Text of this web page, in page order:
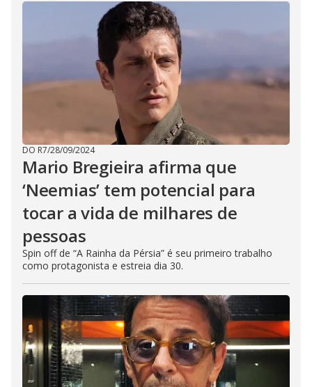
DO R7/28/09/2024
Mario Bregieira afirma que
‘Neemias’ tem potencial para
tocar a vida de milhares de
pessoas
Spin off de “A Rainha da Pérsia” é seu primeiro trabalho
como protagonista e estreia dia 30.